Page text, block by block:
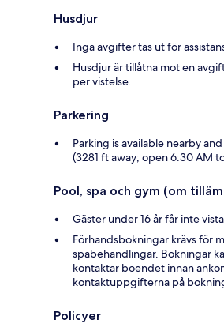
Husdjur
Inga avgifter tas ut för
Husdjur är tillåtna mot en
per vistelse.
Parkering
Parking is available nearby
(3281 ft away; open 6:30 AM
Pool, spa och gym (om
Gäster under 16 år får inte
Förhandsbokningar krävs för
spabehandlingar. Bokningar
kontaktar boendet innan
kontaktuppgifterna på
Policyer